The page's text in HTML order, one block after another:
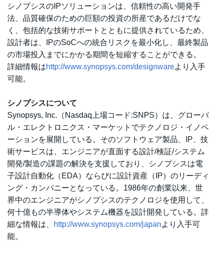
シノプシスのIPソリューションは、信頼性の高い開発手
法、品質確保のための巨額の投資の所産であるだけでな
く、包括的な技術サポートとともに提供されているため、
設計者は、IPのSoCへの統合リスクを最小化し、最終製品
の市場投入までにかかる期間を短縮することができる。
詳細情報はhttp://www.synopsys.com/designwareより入手
可能。
シノプシスについて
Synopsys, Inc.（Nasdaq上場コード:SNPS）は、グローバ
ル・エレクトロニクス・マーケットでテクノロジ・イノベ
ーションを展開している。そのソフトウェア製品、IP、技
術サービスは、エンジニアが直面する設計/検証/システム
開発/製造の課題の解決を支援しており、シノプシスは電
子設計自動化（EDA）ならびに設計資産（IP）のリーディ
ング・カンパニーとなっている。1986年の創業以来、世
界中のエンジニアがシノプシスのテクノロジを使用して、
何十億もの半導体やシステム機器を設計開発している。詳
細な情報は、
http://www.synopsys.com/japanより入手可
能。